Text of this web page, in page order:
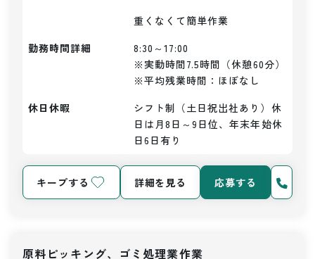
重くなくて簡単作業
勤務時間詳細
8:30～17:00
※実動時間7.5時間（休憩60分）
※平均残業時間：ほぼなし
休日休暇
シフト制（土日祝出社あり）休
日は月8日～9日位、年末年始休
日6日有り
キープする 詳細を見る 応募する
原料ピッキング、ゴミ処理業作業